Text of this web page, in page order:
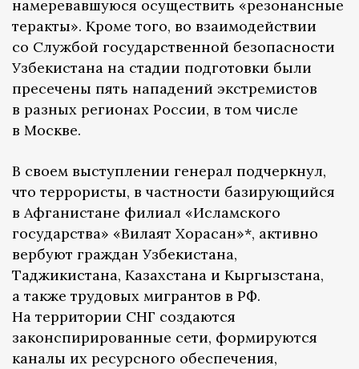
намеревавшуюся осуществить «резонансные
теракты». Кроме того, во взаимодействии
со Службой государственной безопасности
Узбекистана на стадии подготовки были
пресечены пять нападений экстремистов
в разных регионах России, в том числе
в Москве.
В своем выступлении генерал подчеркнул,
что террористы, в частности базирующийся
в Афганистане филиал «Исламского
государства» «Вилаят Хорасан»*, активно
вербуют граждан Узбекистана,
Таджикистана, Казахстана и Кыргызстана,
а также трудовых мигрантов в РФ.
На территории СНГ создаются
законспирированные сети, формируются
каналы их ресурсного обеспечения,